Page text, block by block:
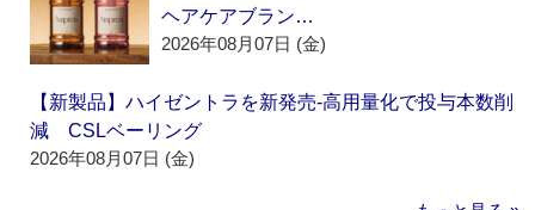
ヘアケアブラン…
2026年08月07日 (金)
【新製品】ハイゼントラを新発売‐高用量化で投与本数削
減 CSLベーリング
2026年08月07日 (金)